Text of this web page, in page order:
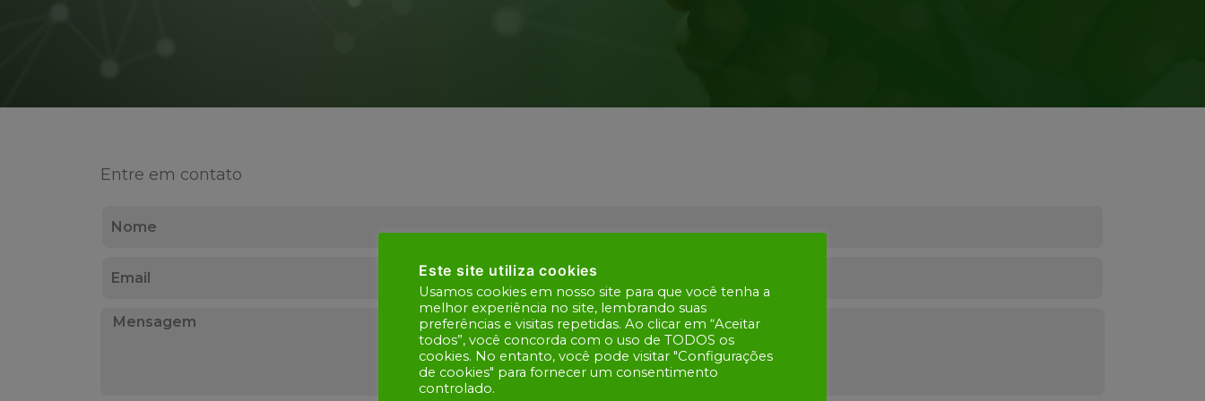
Entre em contato
Este site utiliza cookies
Usamos cookies em nosso site para que você tenha a
melhor experiência no site, lembrando suas
preferências e visitas repetidas. Ao clicar em “Aceitar
todos”, você concorda com o uso de TODOS os
cookies. No entanto, você pode visitar "Configurações
de cookies" para fornecer um consentimento
controlado.